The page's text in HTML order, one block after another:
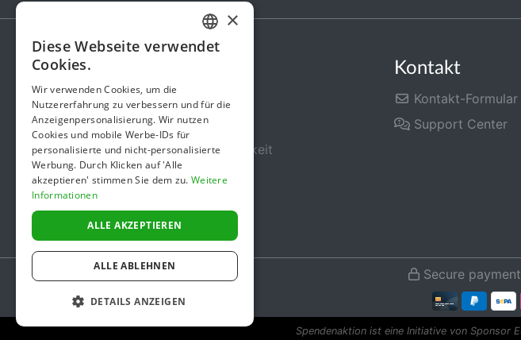
Gebühren
Über uns
Sicherheit und Zuverlässigkeit
Nutzungsbedingungen
Datenschutz
Impressum
Kontakt
Kontakt-Formular
Support Center
Secure
Spendenaktion ist eine Initiative von Sponsor
GERMAN
×
Diese Webseite verwendet
Cookies.
Wir verwenden Cookies, um die
Nutzererfahrung zu verbessern und für die
Anzeigenpersonalisierung. Wir nutzen
Cookies und mobile Werbe-IDs für
personalisierte und nicht-personalisierte
Werbung. Durch Klicken auf 'Alle
akzeptieren' stimmen Sie dem zu. Weitere
Informationen
ALLE AKZEPTIEREN
ALLE ABLEHNEN
DETAILS ANZEIGEN